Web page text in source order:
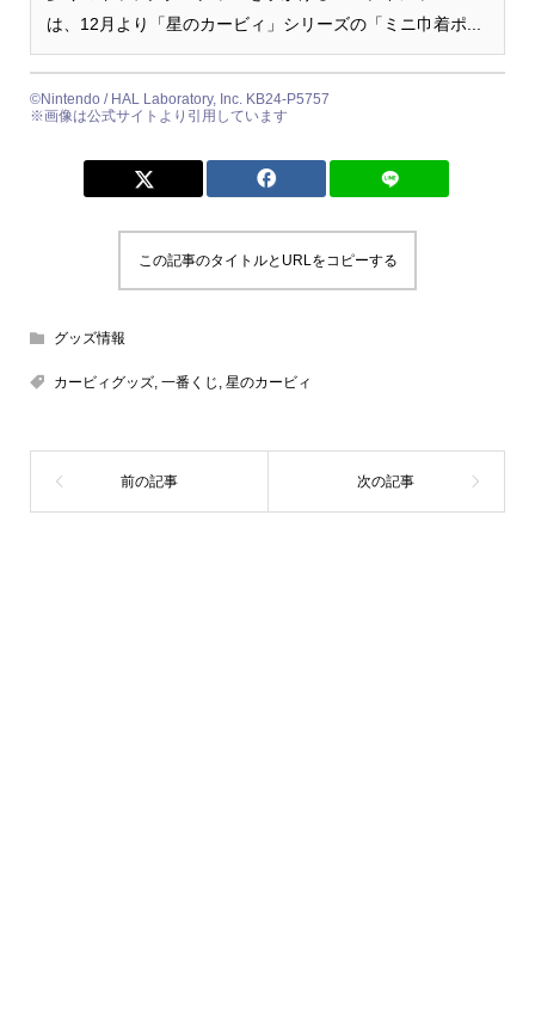
は、12月より「星のカービィ」シリーズの「ミニ巾着ポ...
©Nintendo / HAL Laboratory, Inc. KB24-P5757
※画像は公式サイトより引用しています
この記事のタイトルとURLをコピーする
グッズ情報
カービィグッズ, 一番くじ 星のカービィ